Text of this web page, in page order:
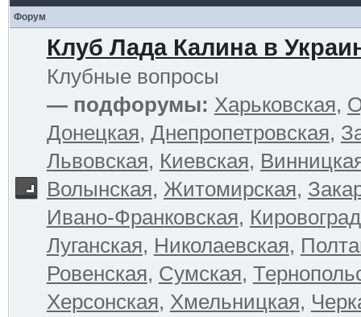
Форум
Клуб Лада Калина в
Клубные вопросы
— подфорумы: Харьковская,
Донецкая, Днепропетровская,
Львовская, Киевская,
Волынская, Житомирская,
Ивано-Франковская,
Луганская, Николаевская,
Ровенская, Сумская,
Херсонская, Хмельницкая,